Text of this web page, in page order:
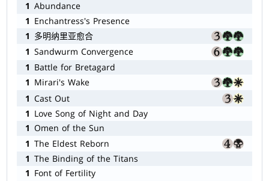
1 Abundance
1 Enchantress's Presence
1 多明纳里亚愈合
1 Sandwurm Convergence
1 Battle for Bretagard
1 Mirari's Wake
1 Cast Out
1 Love Song of Night and Day
1 Omen of the Sun
1 The Eldest Reborn
1 The Binding of the Titans
1 Font of Fertility